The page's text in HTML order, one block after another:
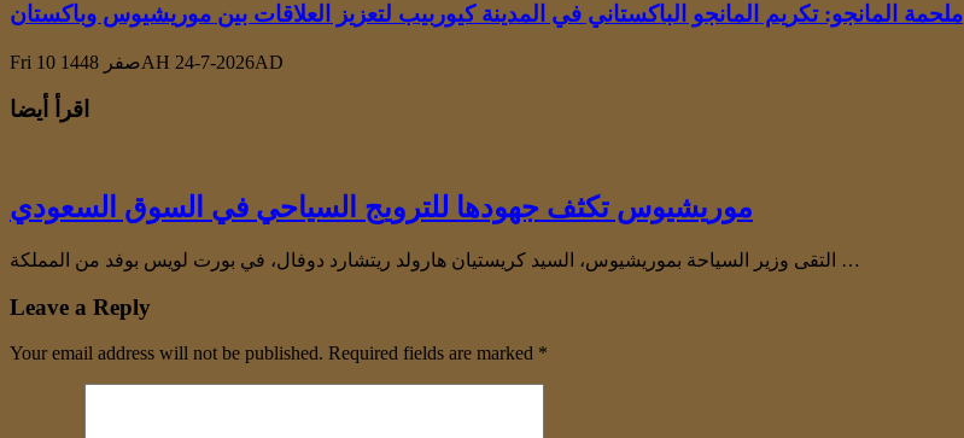
ملحمة المانجو: تكريم المانجو الباكستاني في المدينة كيوربيب لتعزيز العلاقات بين موريشيوس وباكستان
Fri 10 صفر 1448AH 24-7-2026AD
اقرأ أيضا
موريشيوس تكثف جهودها للترويج السياحي في السوق السعودي
التقى وزير السياحة بموريشيوس، السيد كريستيان هارولد ريتشارد دوفال، في بورت لويس بوفد من المملكة …
Leave a Reply
Your email address will not be published. Required fields are marked *